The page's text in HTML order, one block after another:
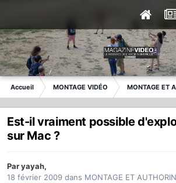
Accueil MONTAGE VIDÉO MONTAGE ET
Est-il vraiment possible
sur Mac ?
Paryayah,
18 février 2009 dans MONTAGE ET